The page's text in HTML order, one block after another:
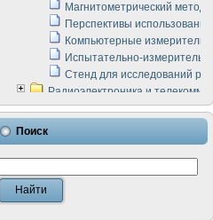
Магнитометрический метод
Перспективы
Компьютерные
Испытательно-
Стенд для исследований
Радиоэлектроника и
LabVIEW в расчетах
Аппаратно-программный
Виртуальный лабораторный
Измерение шумовых
Измерительный
Инструменты для
Инструменты для
Поиск